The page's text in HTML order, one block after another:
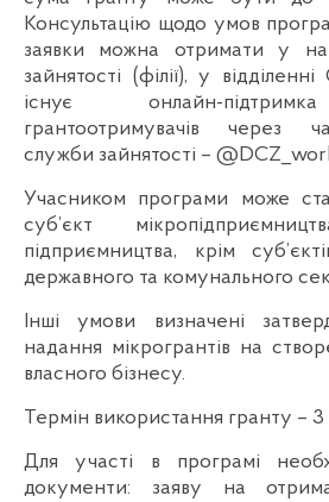
Консультацію щодо умов
заявки можна отримати у
зайнятості (філії), у
існує онлайн-
грантоотримувачів через
служби зайнятості –
Учасником програми може
суб’єкт
підприємництва, крім
державного та комунального
Інші умови визначені
надання мікрогрантів на
власного бізнесу.
Термін використання гранту – 3
Для участі в програмі
документи: заяву на